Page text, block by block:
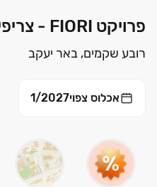
פרויקט FIORI - צריפין החדשה, באר יעקב | בוני התיכון
רובע שקמים, באר יעקב
אכלוס צפוי1/2027